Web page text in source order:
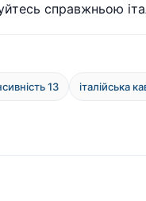
справжньою
13 італійська